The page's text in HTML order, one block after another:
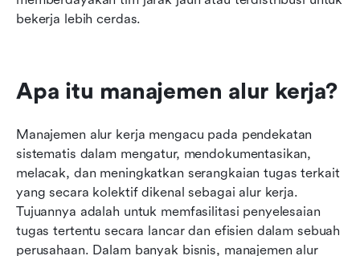
bekerja lebih cerdas.
Apa itu manajemen alur kerja?
Manajemen alur kerja mengacu pada pendekatan
sistematis dalam mengatur, mendokumentasikan,
melacak, dan meningkatkan serangkaian tugas terkait
yang secara kolektif dikenal sebagai alur kerja.
Tujuannya adalah untuk memfasilitasi penyelesaian
tugas tertentu secara lancar dan efisien dalam sebuah
perusahaan. Dalam banyak bisnis, manajemen alur